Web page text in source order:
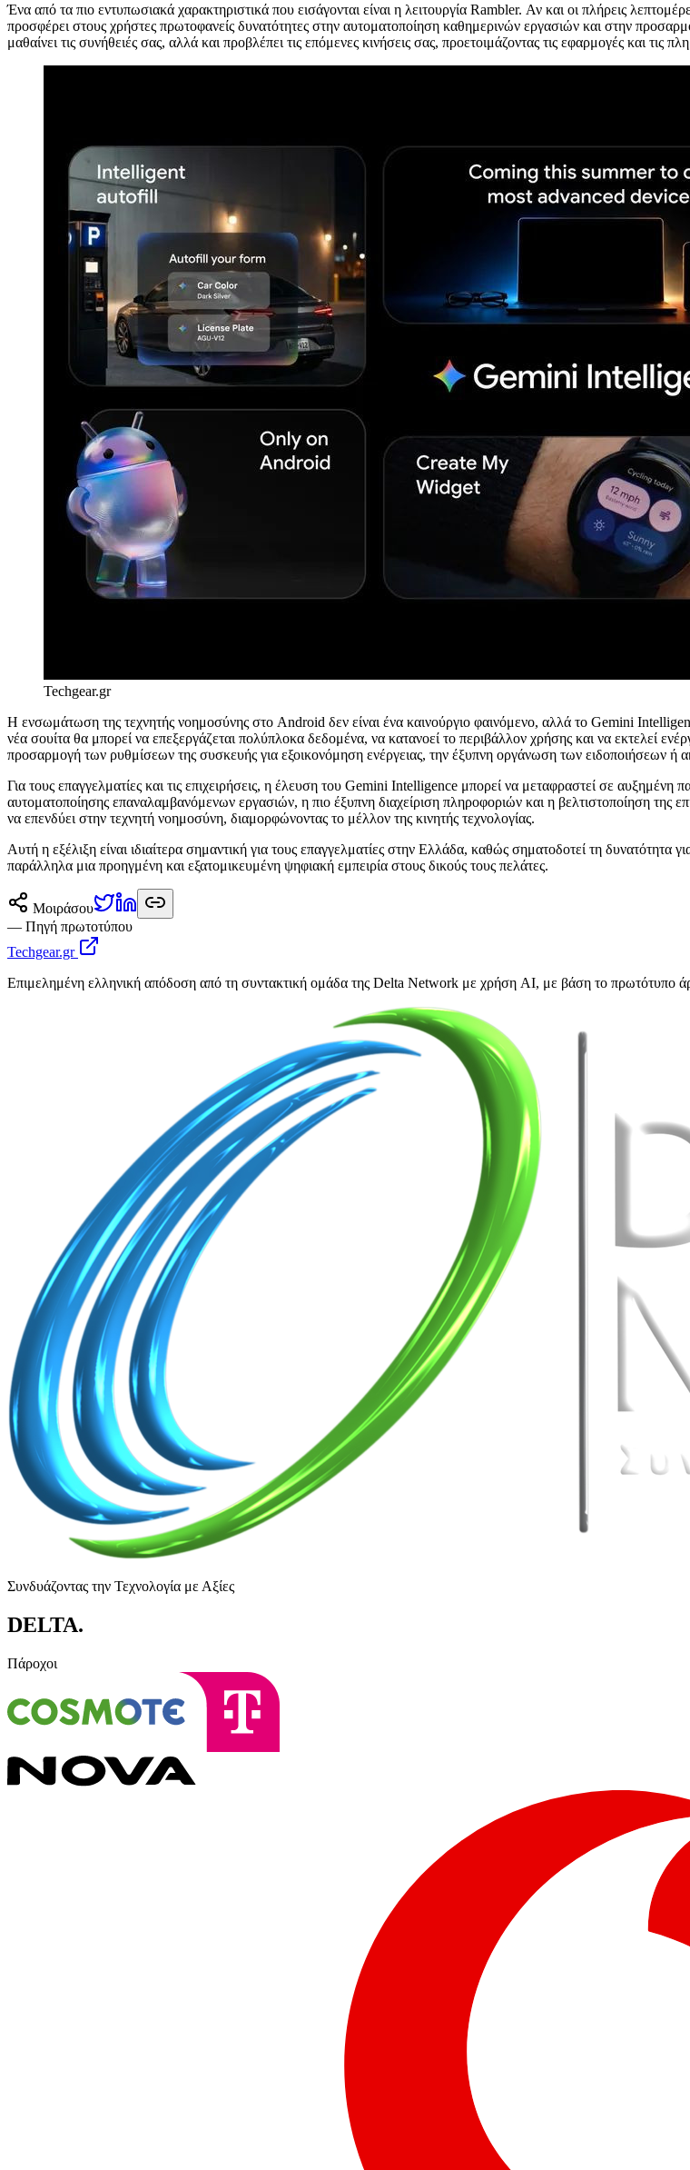
Ένα από τα πιο εντυπωσιακά χαρακτηριστικά που εισάγονται είναι η λειτουργία Rambler. Αν και οι πλήρεις
προσφέρει στους χρήστες πρωτοφανείς δυνατότητες στην αυτοματοποίηση καθημερινών εργασιών και στην
μαθαίνει τις συνήθειές σας, αλλά και προβλέπει τις επόμενες κινήσεις σας, προετοιμάζοντας τις εφαρμογές και τις
Techgear.gr
Η ενσωμάτωση της τεχνητής νοημοσύνης στο Android δεν είναι ένα καινούργιο φαινόμενο, αλλά το Gemini
νέα σουίτα θα μπορεί να επεξεργάζεται πολύπλοκα δεδομένα, να κατανοεί το περιβάλλον χρήσης και να εκτελεί
προσαρμογή των ρυθμίσεων της συσκευής για εξοικονόμηση ενέργειας, την έξυπνη οργάνωση των ειδοποιήσεων ή
Για τους επαγγελματίες και τις επιχειρήσεις, η έλευση του Gemini Intelligence μπορεί να μεταφραστεί σε αυξημένη
αυτοματοποίησης επαναλαμβανόμενων εργασιών, η πιο έξυπνη διαχείριση πληροφοριών και η βελτιστοποίηση
να επενδύει στην τεχνητή νοημοσύνη, διαμορφώνοντας το μέλλον της κινητής τεχνολογίας.
Αυτή η εξέλιξη είναι ιδιαίτερα σημαντική για τους επαγγελματίες στην Ελλάδα, καθώς σηματοδοτεί τη δυνατότητα
παράλληλα μια προηγμένη και εξατομικευμένη ψηφιακή εμπειρία στους δικούς τους πελάτες.
Μοιράσου
— Πηγή πρωτοτύπου
Techgear.gr
Επιμελημένη ελληνική απόδοση από τη συντακτική ομάδα της Delta Network με χρήση AI, με βάση το πρωτότυπο
Συνδυάζοντας την Τεχνολογία με Αξίες
DELTA.
Πάροχοι